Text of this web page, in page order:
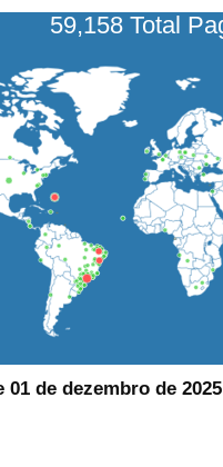
59,158 Total
de dezembro de